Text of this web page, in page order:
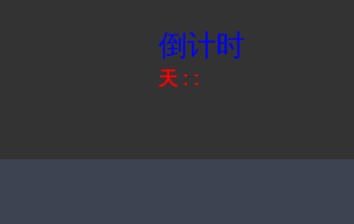
倒计时
天 : :